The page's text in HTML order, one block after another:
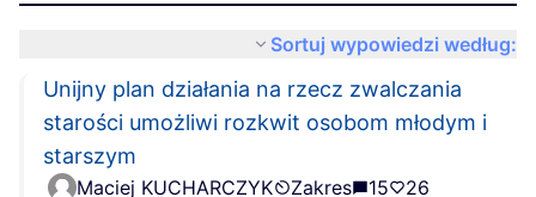
Sortuj wypowiedzi według:
Unijny plan działania na rzecz zwalczania
starości umożliwi rozkwit osobom młodym i
starszym
Maciej KUCHARCZYK Zakres 15 26